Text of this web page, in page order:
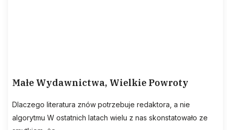
Małe Wydawnictwa, Wielkie Powroty
Dlaczego literatura znów potrzebuje redaktora, a nie
algorytmu W ostatnich latach wielu z nas skonstatowało ze